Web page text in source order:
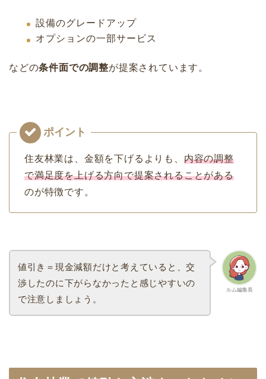
設備のグレードアップ
オプションの一部サービス
などの条件面での調整が提案されています。
住友林業は、金額を下げるよりも、 内容の調整
で満足度を上げる方向で提案されることがある
のが特徴です。
ルム編集長
値引き＝現金減額だけと考えていると、交
渉したのに下がらなかったと感じやすいの
で注意しましょう。